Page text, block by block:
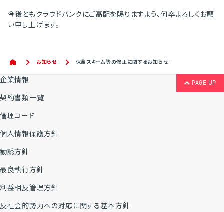
今後ともクラウドバンクにご高配を賜りますよう、何卒よろしくお願
い申し上げます。
お知らせ 保全スキーム等の修正に関するお知らせ
PAGE UP
企業情報
契約書類一覧
倫理コード
個人情報保護方針
勧誘方針
最良執行方針
利益相反管理方針
反社会的勢力への対応に関する基本方針